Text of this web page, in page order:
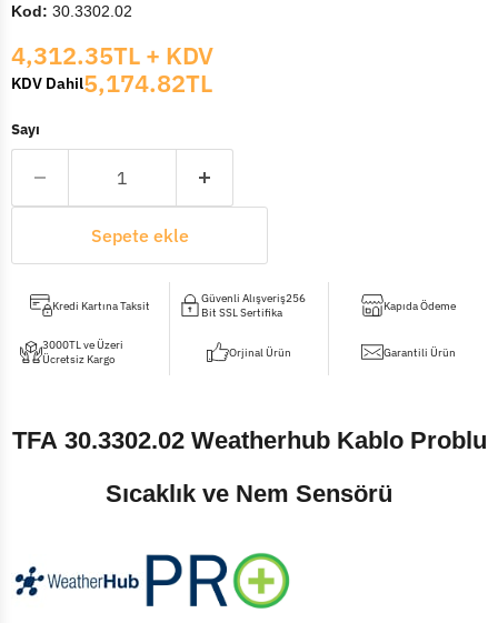
Kod: 30.3302.02
Mevcut fiyat
4,312.35TL + KDV
KDV Dahil5,174.82TL
Sayı
Sepete ekle
Kredi Kartına Taksit
Güvenli Alışveriş256
Bit SSL Sertifika
Kapıda Ödeme
3000TL ve Üzeri
Ücretsiz Kargo
Orjinal Ürün Garantili Ürün
TFA 30.3302.02 Weatherhub Kablo Problu
Sıcaklık ve Nem Sensörü